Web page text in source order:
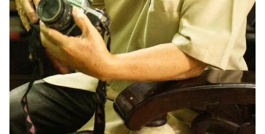
Đọc Thanh Niên trên điện thoại